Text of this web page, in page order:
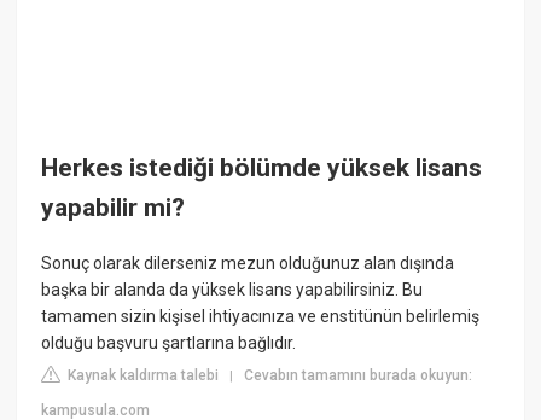
Herkes istediği bölümde yüksek lisans
yapabilir mi?
Sonuç olarak dilerseniz mezun olduğunuz alan dışında
başka bir alanda da yüksek lisans yapabilirsiniz. Bu
tamamen sizin kişisel ihtiyacınıza ve enstitünün belirlemiş
olduğu başvuru şartlarına bağlıdır.
Kaynak kaldırma talebi |Cevabın tamamını burada okuyun:
kampusula.com